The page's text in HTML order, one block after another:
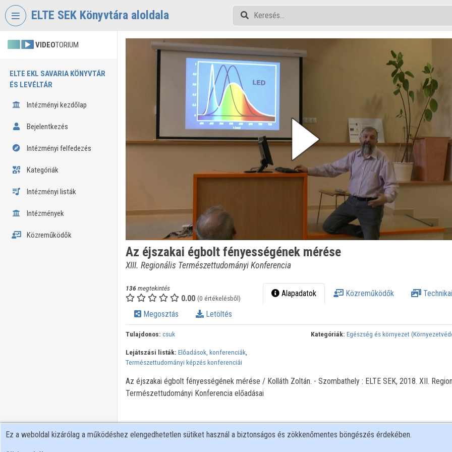
Fejléc kihagyása
ELTE SEK Könyvtára aloldala
VIDEOTORIUM
ELTE EKL SAVARIA KÖNYVTÁR
ÉS LEVÉLTÁR
Intézményi kezdőlap
Bejelentkezés
Intézményi felfedezés
Kategóriák
Intézményi listák
Intézmények
Közreműködők
Az éjszakai égbolt fényességének mérése
XIII. Regionális Természettudományi Konferencia
136 megtekintés
0.00 (0 értékelésből) Alapadatok Közreműködők
Megosztás Letöltés
Tulajdonos: csuk Kategóriák: Egészség és környezet
Lejátszási listák: Előadások, konferenciák,
Természettudományi képzés konferenciái
Az éjszakai égbolt fényességének mérése / Kolláth Zoltán. - Szombathely : ELTE SEK, 2018. XII.
Természettudományi Konferencia előadásai
Ez a weboldal kizárólag a működéshez elengedhetetlen sütiket használ a biztonságos és zökkenőmentes böngészés érdekében.